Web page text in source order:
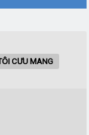
CƯU MANG